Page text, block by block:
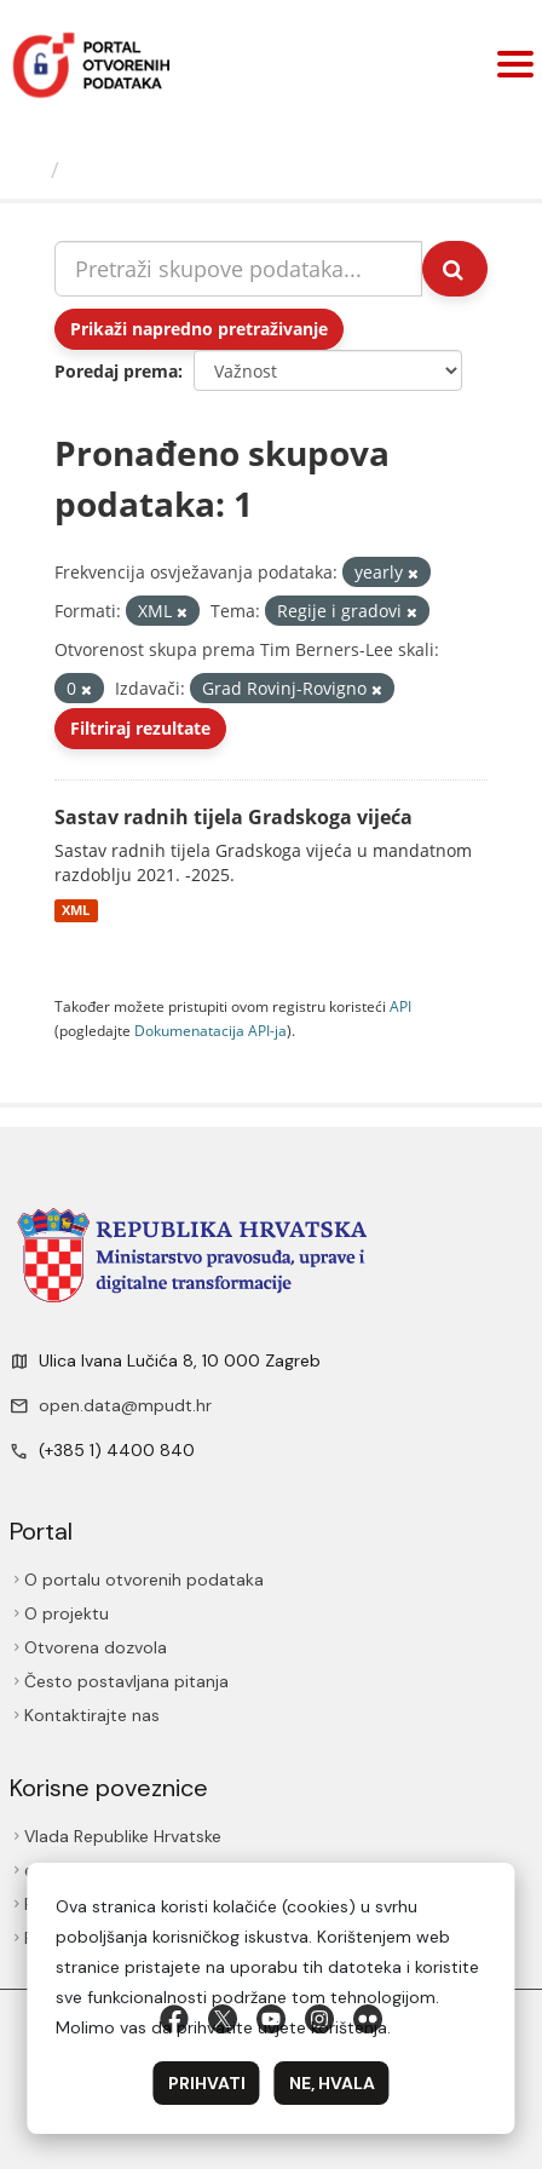
sadržaj
Prikaži napredno pretraživanje
Poredaj prema
Pronađeno skupova
podataka: 1
Frekvencija osvježavanja podataka:
yearly
Formati:
XML Tema:
Regije i gradovi
Otvorenost skupa prema Tim Berners-Lee skali:
0
Izdavači:
Grad Rovinj-Rovigno
Filtriraj rezultate
Sastav radnih tijela Gradskoga vijeća
Sastav radnih tijela Gradskoga vijeća u mandatnom
razdoblju 2021. -2025.
XML
Također možete pristupiti ovom registru koristeći API
(pogledajte Dokumenаtаcijа API-jа).